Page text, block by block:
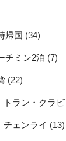
帰国 (34)
チミン2泊 (7)
(22)
ラン・クラビ
ェンライ (13)